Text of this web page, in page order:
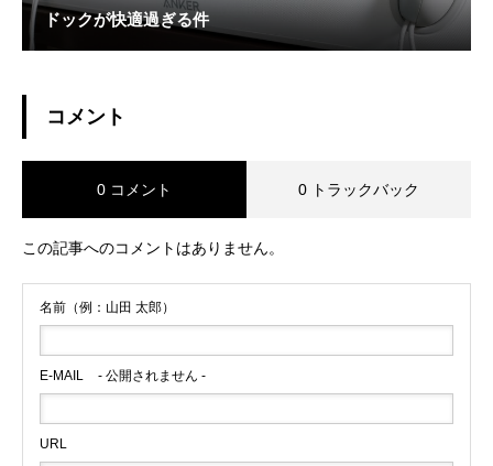
ドックが快適過ぎる件
コメント
0 コメント 0 トラックバック
この記事へのコメントはありません。
名前（例：山田 太郎）
E-MAIL - 公開されません -
URL